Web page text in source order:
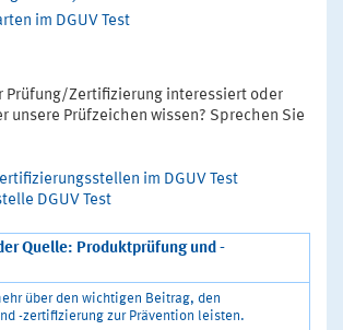
im DGUV Test
Prüfung/Zertifizierung interessiert oder
unsere Prüfzeichen wissen? Sprechen Sie
im DGUV Test
DGUV Test
Quelle: Produktprüfung und -
über den wichtigen Beitrag, den
-zertifizierung zur Prävention leisten.